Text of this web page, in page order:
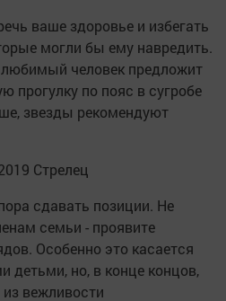
ваше здоровье и избегать
могли бы ему навредить.
человек предложит
прогулку по пояс в сугробе
звезды рекомендуют
Стрелец
сдавать позиции. Не
семьи - проявите
Особенно это касается
детьми, но, в конце концов,
вежливости